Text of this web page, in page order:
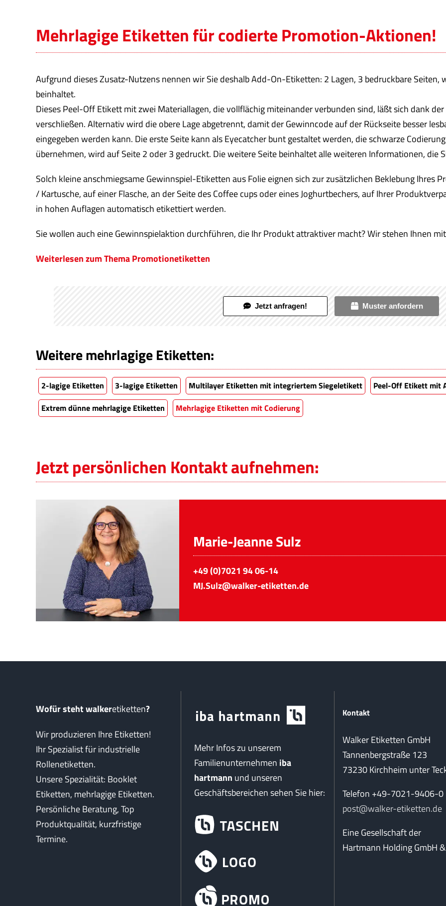
Mehrlagige Etiketten für codierte Promotion-Aktionen!
Aufgrund dieses Zusatz-Nutzens nennen wir Sie deshalb Add-On-Etiketten: 2 Lagen, 3 bedruckbare Seiten,
beinhaltet.
Dieses Peel-Off Etikett mit zwei Materiallagen, die vollflächig miteinander verbunden sind, läßt sich dank
verschließen. Alternativ wird die obere Lage abgetrennt, damit der Gewinncode auf der Rückseite besser
eingegeben werden kann. Die erste Seite kann als Eyecatcherbuntgestaltet werden, die schwarze
übernehmen, wird auf Seite 2 oder 3 gedruckt. Die weitere Seite beinhaltet alle weiteren Informationen, die
Solch kleine anschmiegsame Gewinnspiel-Etiketten aus Folie eignen sich zur zusätzlichen Beklebung Ihres
/ Kartusche, auf einer Flasche, an der Seite des Coffee cups oder eines Joghurtbechers, auf Ihrer
in hohen Auflagen automatisch etikettiert werden.
Sie wollen auch eine Gewinnspielaktion durchführen, die Ihr Produkt attraktiver macht? Wir stehen Ihnen
Weiterlesen zum Thema Promotionetiketten
Jetzt anfragen! Muster anfordern
Weitere mehrlagige Etiketten:
2-lagige Etiketten 3-lagige Etiketten Multilayer Etiketten mit integriertem Siegeletikett
Peel-Off Etikett mit
Extrem dünne mehrlagige Etiketten
Mehrlagige Etiketten mit Codierung
Jetzt persönlichen Kontakt aufnehmen:
Marie-Jeanne Sulz
+49 (0)7021 94 06-14
MJ.Sulz@walker-etiketten.de
Wofür steht walkeretiketten?
Wir produzieren Ihre Etiketten!
Ihr Spezialist für industrielle
Rollenetiketten.
Unsere Spezialität: Booklet
Etiketten, mehrlagige Etiketten.
Persönliche Beratung, Top
Produktqualität, kurzfristige
Termine.
Mehr Infos zu unserem
Familienunternehmen iba
hartmann und unseren
Geschäftsbereichen sehen Sie hier:
Kontakt
Walker Etiketten GmbH
Tannenbergstraße 123
73230 Kirchheim unter
Telefon +49-7021-9406-0
post@walker-etiketten.de
Eine Gesellschaft der
Hartmann Holding GmbH &